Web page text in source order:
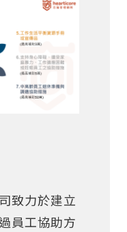
致力於建立
員工協助方